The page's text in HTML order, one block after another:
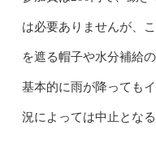
は必要ありませんが、
を遮る帽子や水分補給
基本的に雨が降っても
況によっては中止とな